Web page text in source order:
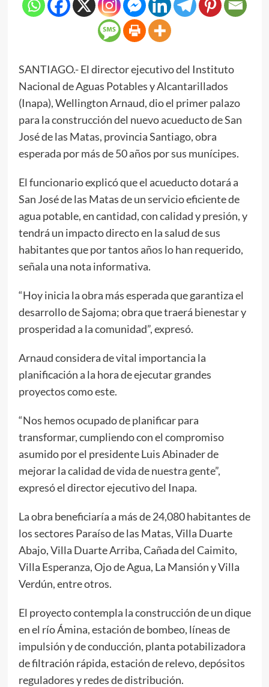
SANTIAGO.- El director ejecutivo del Instituto
Nacional de Aguas Potables y Alcantarillados
(Inapa), Wellington Arnaud, dio el primer palazo
para la construcción del nuevo acueducto de San
José de las Matas, provincia Santiago, obra
esperada por más de 50 años por sus munícipes.
El funcionario explicó que el acueducto dotará a
San José de las Matas de un servicio eficiente de
agua potable, en cantidad, con calidad y presión, y
tendrá un impacto directo en la salud de sus
habitantes que por tantos años lo han requerido,
señala una nota informativa.
“Hoy inicia la obra más esperada que garantiza el
desarrollo de Sajoma; obra que traerá bienestar y
prosperidad a la comunidad”, expresó.
Arnaud considera de vital importancia la
planificación a la hora de ejecutar grandes
proyectos como este.
“Nos hemos ocupado de planificar para
transformar, cumpliendo con el compromiso
asumido por el presidente Luis Abinader de
mejorar la calidad de vida de nuestra gente”,
expresó el director ejecutivo del Inapa.
La obra beneficiaría a más de 24,080 habitantes de
los sectores Paraíso de las Matas, Villa Duarte
Abajo, Villa Duarte Arriba, Cañada del Caimito,
Villa Esperanza, Ojo de Agua, La Mansión y Villa
Verdún, entre otros.
El proyecto contempla la construcción de un dique
en el río Ámina, estación de bombeo, líneas de
impulsión y de conducción, planta potabilizadora
de filtración rápida, estación de relevo, depósitos
reguladores y redes de distribución.